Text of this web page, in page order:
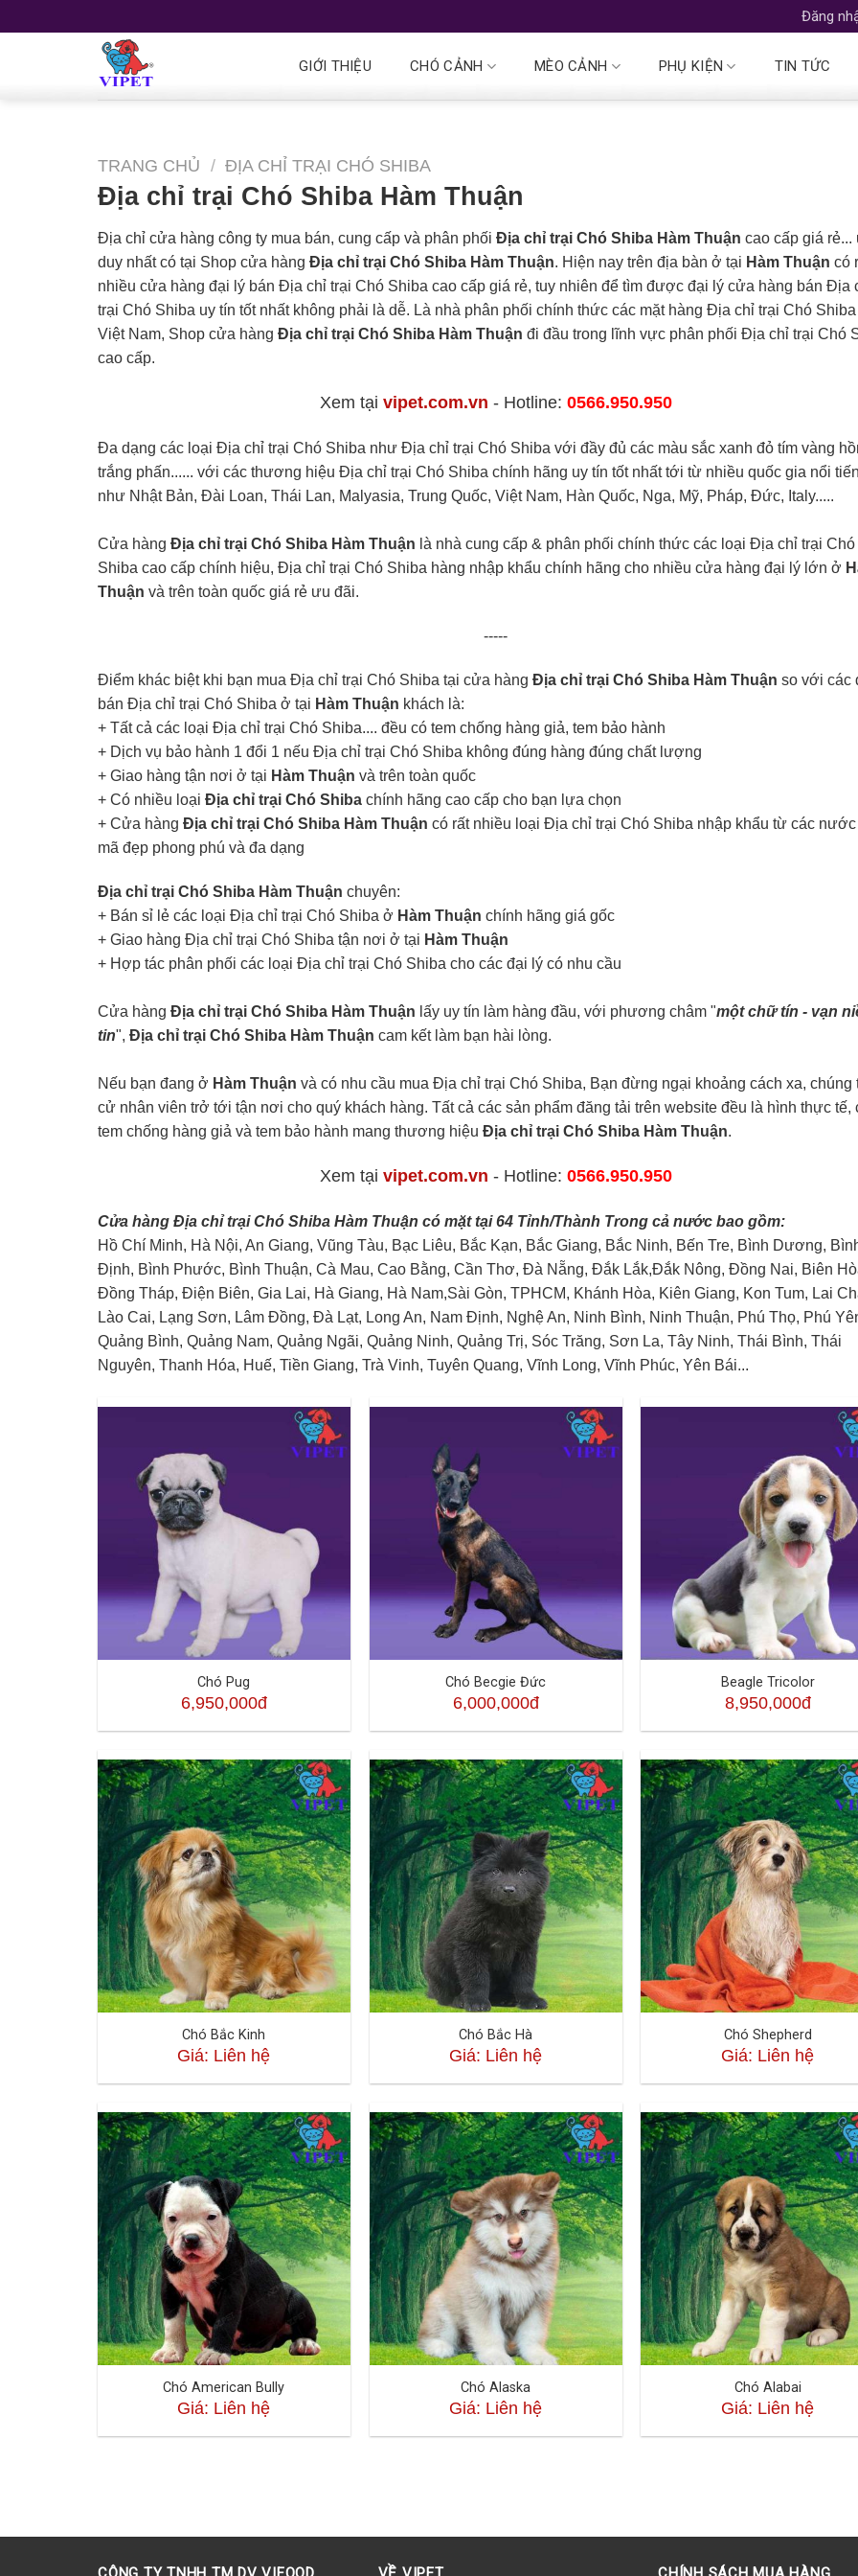
Đăng
GIỚI THIỆU CHÓ CẢNH MÈO CẢNH PHỤ KIỆN TIN TỨC
TRANG CHỦ / ĐỊA CHỈ TRẠI CHÓ SHIBA
Địa chỉ trại Chó Shiba Hàm Thuận
Địa chỉ cửa hàng công ty mua bán, cung cấp và phân phối Địa chỉ trại Chó Shiba Hàm Thuận cao cấp giá rẻ...
duy nhất có tại Shop cửa hàng Địa chỉ trại Chó Shiba Hàm Thuận. Hiện nay trên địa bàn ở tại Hàm Thuận có
nhiều cửa hàng đại lý bán Địa chỉ trại Chó Shiba cao cấp giá rẻ, tuy nhiên để tìm được đại lý cửa hàng bán Địa
trại Chó Shiba uy tín tốt nhất không phải là dễ. Là nhà phân phối chính thức các mặt hàng Địa chỉ trại Chó Shiba
Việt Nam, Shop cửa hàng Địa chỉ trại Chó Shiba Hàm Thuận đi đầu trong lĩnh vực phân phối Địa chỉ trại Chó
cao cấp.
Xem tại vipet.com.vn - Hotline: 0566.950.950
Đa dạng các loại Địa chỉ trại Chó Shiba như Địa chỉ trại Chó Shiba với đầy đủ các màu sắc xanh đỏ tím vàng
trắng phấn...... với các thương hiệu Địa chỉ trại Chó Shiba chính hãng uy tín tốt nhất tới từ nhiều quốc gia nổi
như Nhật Bản, Đài Loan, Thái Lan, Malyasia, Trung Quốc, Việt Nam, Hàn Quốc, Nga, Mỹ, Pháp, Đức, Italy.....
Cửa hàng Địa chỉ trại Chó Shiba Hàm Thuận là nhà cung cấp & phân phối chính thức các loại Địa chỉ trại Chó
Shiba cao cấp chính hiệu, Địa chỉ trại Chó Shiba hàng nhập khẩu chính hãng cho nhiều cửa hàng đại lý lớn ở
Thuận và trên toàn quốc giá rẻ ưu đãi.
-----
Điểm khác biệt khi bạn mua Địa chỉ trại Chó Shiba tại cửa hàng Địa chỉ trại Chó Shiba Hàm Thuận so với các
bán Địa chỉ trại Chó Shiba ở tại Hàm Thuận khách là:
+ Tất cả các loại Địa chỉ trại Chó Shiba.... đều có tem chống hàng giả, tem bảo hành
+ Dịch vụ bảo hành 1 đổi 1 nếu Địa chỉ trại Chó Shiba không đúng hàng đúng chất lượng
+ Giao hàng tận nơi ở tại Hàm Thuận và trên toàn quốc
+ Có nhiều loại Địa chỉ trại Chó Shiba chính hãng cao cấp cho bạn lựa chọn
+ Cửa hàng Địa chỉ trại Chó Shiba Hàm Thuận có rất nhiều loại Địa chỉ trại Chó Shiba nhập khẩu từ các nước
mã đẹp phong phú và đa dạng
Địa chỉ trại Chó Shiba Hàm Thuận chuyên:
+ Bán sỉ lẻ các loại Địa chỉ trại Chó Shiba ở Hàm Thuận chính hãng giá gốc
+ Giao hàng Địa chỉ trại Chó Shiba tận nơi ở tại Hàm Thuận
+ Hợp tác phân phối các loại Địa chỉ trại Chó Shiba cho các đại lý có nhu cầu
Cửa hàng Địa chỉ trại Chó Shiba Hàm Thuận lấy uy tín làm hàng đầu, với phương châm "một chữ tín - vạn
tin", Địa chỉ trại Chó Shiba Hàm Thuận cam kết làm bạn hài lòng.
Nếu bạn đang ở Hàm Thuận và có nhu cầu mua Địa chỉ trại Chó Shiba, Bạn đừng ngại khoảng cách xa, chúng
cử nhân viên trở tới tận nơi cho quý khách hàng. Tất cả các sản phẩm đăng tải trên website đều là hình thực tế,
tem chống hàng giả và tem bảo hành mang thương hiệu Địa chỉ trại Chó Shiba Hàm Thuận.
Xem tại vipet.com.vn - Hotline: 0566.950.950
Cửa hàng Địa chỉ trại Chó Shiba Hàm Thuận có mặt tại 64 Tỉnh/Thành Trong cả nước bao gồm:
Hồ Chí Minh, Hà Nội, An Giang, Vũng Tàu, Bạc Liêu, Bắc Kạn, Bắc Giang, Bắc Ninh, Bến Tre, Bình Dương,
Định, Bình Phước, Bình Thuận, Cà Mau, Cao Bằng, Cần Thơ, Đà Nẵng, Đắk Lắk,Đắk Nông, Đồng Nai, Biên
Đồng Tháp, Điện Biên, Gia Lai, Hà Giang, Hà Nam,Sài Gòn, TPHCM, Khánh Hòa, Kiên Giang, Kon Tum, Lai
Lào Cai, Lạng Sơn, Lâm Đồng, Đà Lạt, Long An, Nam Định, Nghệ An, Ninh Bình, Ninh Thuận, Phú Thọ, Phú
Quảng Bình, Quảng Nam, Quảng Ngãi, Quảng Ninh, Quảng Trị, Sóc Trăng, Sơn La, Tây Ninh, Thái Bình, Thái
Nguyên, Thanh Hóa, Huế, Tiền Giang, Trà Vinh, Tuyên Quang, Vĩnh Long, Vĩnh Phúc, Yên Bái...
Chó Pug
6,950,000đ
Chó Becgie Đức
6,000,000đ
Beagle Tricolor
8,950,000đ
Chó Bắc Kinh
Giá: Liên hệ
Chó Bắc Hà
Giá: Liên hệ
Chó Shepherd
Giá: Liên hệ
Chó American Bully
Giá: Liên hệ
Chó Alaska
Giá: Liên hệ
Chó Alabai
Giá: Liên hệ